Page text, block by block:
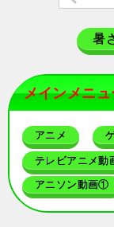
暑
メインメニ
アニメ
テレビアニメ動
アニソン動画①